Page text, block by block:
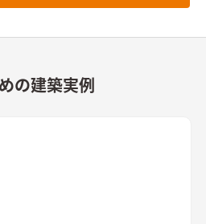
の建築実例